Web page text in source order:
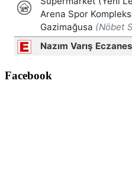
Facebook